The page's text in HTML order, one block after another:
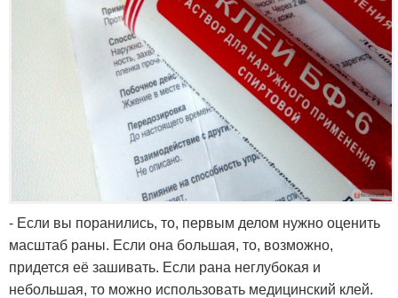
- Если вы поранились, то, первым делом нужно оценить
масштаб раны. Если она большая, то, возможно,
придется её зашивать. Если рана неглубокая и
небольшая, то можно использовать медицинский клей.